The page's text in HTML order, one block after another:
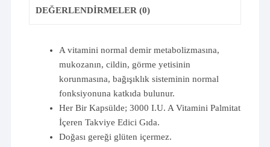
DEĞERLENDIRMELER (0)
A vitamini normal demir metabolizmasına,
mukozanın, cildin, görme yetisinin
korunmasına, bağışıklık sisteminin normal
fonksiyonuna katkıda bulunur.
Her Bir Kapsülde; 3000 I.U. A Vitamini Palmitat
İçeren Takviye Edici Gıda.
Doğası gereği glüten içermez.